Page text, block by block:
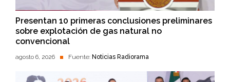
Presentan 10 primeras conclusiones preliminares
sobre explotación de gas natural no
convencional
agosto 6, 2026 Fuente: Noticias Radiorama